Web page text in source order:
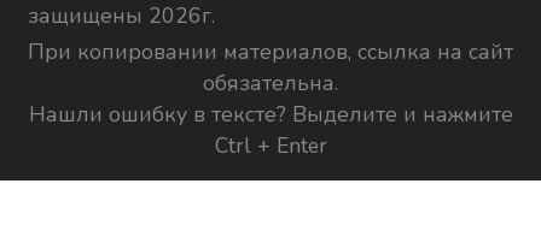
защищены 2026г.
При копировании материалов, ссылка на сайт
обязательна.
Нашли ошибку в тексте? Выделите и нажмите
Ctrl + Enter